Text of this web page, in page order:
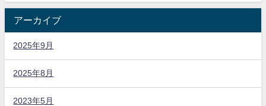
アーカイブ
2025年9月
2025年8月
2023年5月